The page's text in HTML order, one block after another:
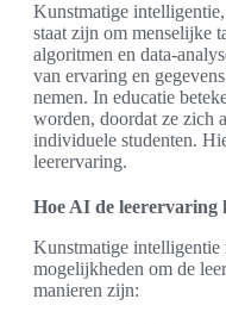
Kunstmatige
staat zijn om menselijke
algoritmen en data-
van ervaring en
nemen. In educatie
worden, doordat ze zich
individuele studenten.
leerervaring.
Hoe AI de leerervaring
Kunstmatige intelligentie
mogelijkheden om de
manieren zijn: